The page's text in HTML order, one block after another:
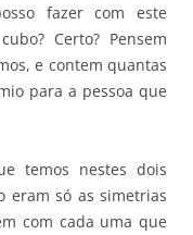
fazer com este
Certo? Pensem
e contem quantas
para a pessoa que
temos nestes dois
eram só as simetrias
com cada uma que